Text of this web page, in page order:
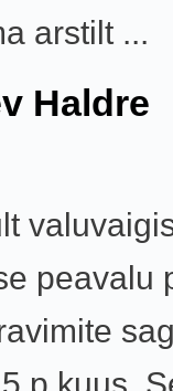
arstilt ...
Haldre
peavalu